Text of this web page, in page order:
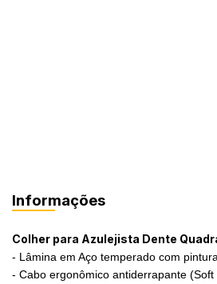
Informações
Colher para Azulejista Dente
- Lâmina em Aço temperado com
- Cabo ergonômico antiderrapante